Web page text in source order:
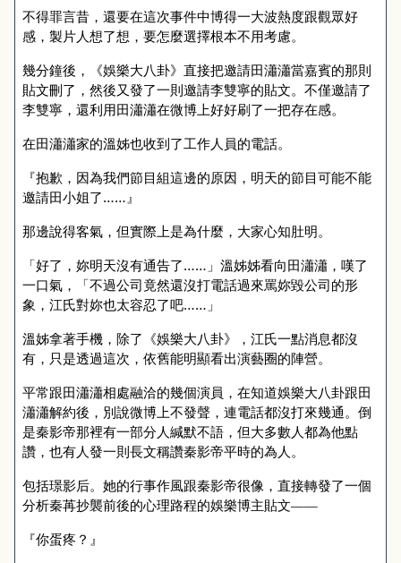
不得罪言昔，還要在這次事件中博得一大波熱度跟觀眾好
感，製片人想了想，要怎麼選擇根本不用考慮。
幾分鐘後，《娛樂大八卦》直接把邀請田瀟瀟當嘉賓的那則
貼文刪了，然後又發了一則邀請李雙寧的貼文。不僅邀請了
李雙寧，還利用田瀟瀟在微博上好好刷了一把存在感。
在田瀟瀟家的溫姊也收到了工作人員的電話。
『抱歉，因為我們節目組這邊的原因，明天的節目可能不能
邀請田小姐了……』
那邊說得客氣，但實際上是為什麼，大家心知肚明。
「好了，妳明天沒有通告了……」溫姊姊看向田瀟瀟，嘆了
一口氣，「不過公司竟然還沒打電話過來罵妳毀公司的形
象，江氏對妳也太容忍了吧……」
溫姊拿著手機，除了《娛樂大八卦》，江氏一點消息都沒
有，只是透過這次，依舊能明顯看出演藝圈的陣營。
平常跟田瀟瀟相處融洽的幾個演員，在知道娛樂大八卦跟田
瀟瀟解約後，別說微博上不發聲，連電話都沒打來幾通。倒
是秦影帝那裡有一部分人緘默不語，但大多數人都為他點
讚，也有人發一則長文稱讚秦影帝平時的為人。
包括璟影后。她的行事作風跟秦影帝很像，直接轉發了一個
分析秦苒抄襲前後的心理路程的娛樂博主貼文——
『你蛋疼？』